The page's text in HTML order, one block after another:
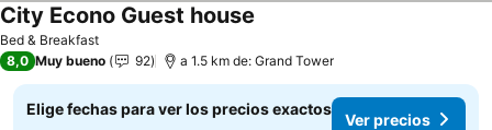
Bed & Breakfast
City Econo Guest house
8,0 Muy bueno 92 a 1.5 km de: Grand Tower
Elige fechas para ver los precios exactos
Ver precios